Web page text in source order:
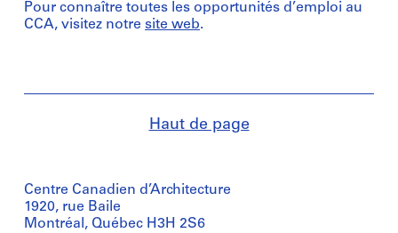
Pour connaître toutes les opportunités d’emploi au
CCA, visitez notre site web.
Haut de page
Centre Canadien d’Architecture
1920, rue Baile
Montréal, Québec H3H 2S6